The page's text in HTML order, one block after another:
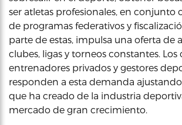
ser atletas profesionales, en conjunto
de programas federativos y
parte de estas, impulsa una oferta de
clubes, ligas y torneos constantes. Los
entrenadores privados y gestores
responden a esta demanda ajustando
que ha creado de la industria
mercado de gran crecimiento.